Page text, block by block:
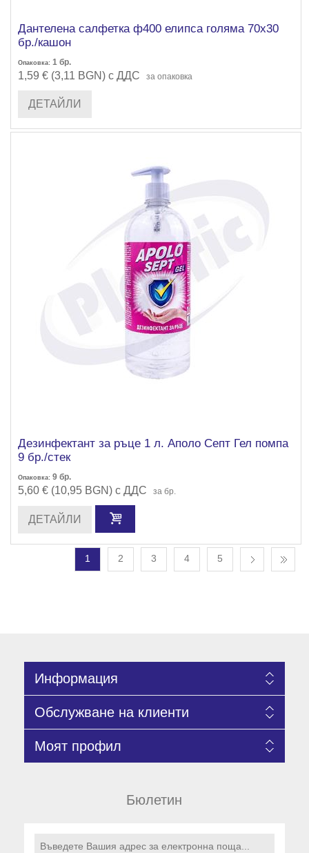
Дантелена салфетка ф400 елипса голяма 70х30
бр./кашон
Опаковка: 1 бр.
1,59 € (3,11 BGN) с ДДС за опаковка
ДЕТАЙЛИ
Дезинфектант за ръце 1 л. Аполо Септ Гел помпа
9 бр./стек
Опаковка: 9 бр.
5,60 € (10,95 BGN) с ДДС за бр.
ДЕТАЙЛИ
1 2 3 4 5
Информация
Обслужване на клиенти
Моят профил
Бюлетин